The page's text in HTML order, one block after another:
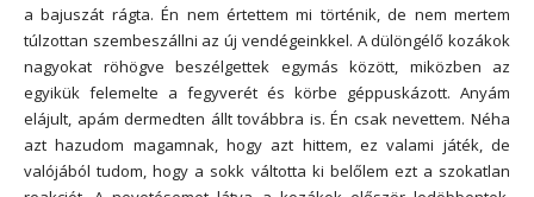
a bajuszát rágta. Én nem értettem mi történik, de nem mertem
túlzottan szembeszállni az új vendégeinkkel. A dülöngélő kozákok
nagyokat röhögve beszélgettek egymás között, miközben az
egyikük felemelte a fegyverét és körbe géppuskázott. Anyám
elájult, apám dermedten állt továbbra is. Én csak nevettem. Néha
azt hazudom magamnak, hogy azt hittem, ez valami játék, de
valójából tudom, hogy a sokk váltotta ki belőlem ezt a szokatlan